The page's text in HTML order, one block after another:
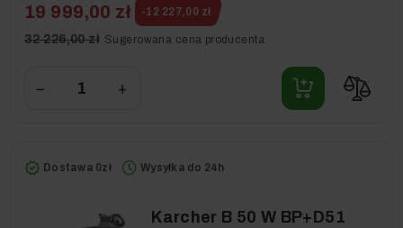
19 999,00 zł -12 227,00 zł
32 226,00 zł Sugerowana cena producenta
− +
Dostawa 0zł Wysyłka do 24h
Karcher B 50 W BP+D51